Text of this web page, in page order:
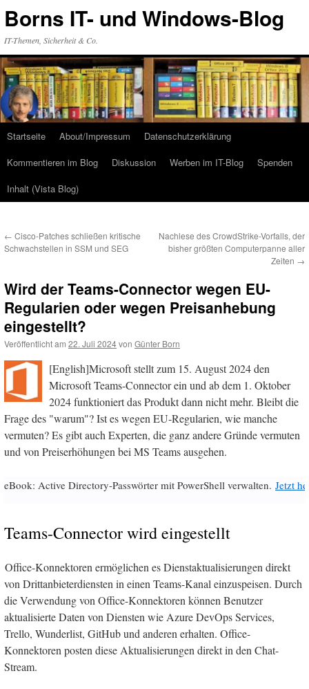
Inhalt
Borns IT- und Windows-Blog
IT-Themen, Sicherheit & Co.
Startseite About/Impressum
Datenschutzerklärung
Kommentieren im Blog
Diskussion Werben im IT-Blog
Spenden
Inhalt (Vista Blog)
← Cisco-Patches schließen kritische
Schwachstellen in SSM und SEG
Nachlese des CrowdStrike-Vorfalls, der
bisher größten Computerpanne aller
Zeiten →
Wird der Teams-Connector wegen EU-
Regularien oder wegen Preisanhebung
eingestellt?
Veröffentlicht am 22. Juli 2024von Günter Born
[English]Microsoft stellt zum 15. August 2024 den
Microsoft Teams-Connector ein und ab dem 1. Oktober
2024 funktioniert das Produkt dann nicht mehr. Bleibt die
Frage des "warum"? Ist es wegen EU-Regularien, wie manche
vermuten? Es gibt auch Experten, die ganz andere Gründe vermuten
und von Preiserhöhungen bei MS Teams ausgehen.
eBook: Active Directory-Passwörter mit PowerShell verwalten. Jetzt
Teams-Connector wird eingestellt
Office-Konnektoren ermöglichen es Dienstaktualisierungen direkt
von Drittanbieterdiensten in einen Teams-Kanal einzuspeisen. Durch
die Verwendung von Office-Konnektoren können Benutzer
aktualisierte Daten von Diensten wie Azure DevOps Services,
Trello, Wunderlist, GitHub und anderen erhalten. Office-
Konnektoren posten diese Aktualisierungen direkt in den Chat-
Stream.